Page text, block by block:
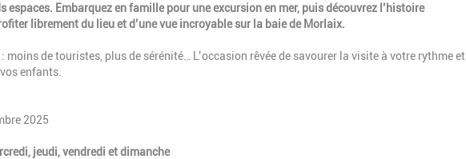
Embarquez en famille pour une excursion en mer, puis découvrez l’histoire
librement du lieu et d’une vue incroyable sur la baie de Morlaix.
moins de touristes, plus de sérénité… L’occasion rêvée de savourer la visite à votre rythme et
enfants.
2025
jeudi, vendredi et dimanche